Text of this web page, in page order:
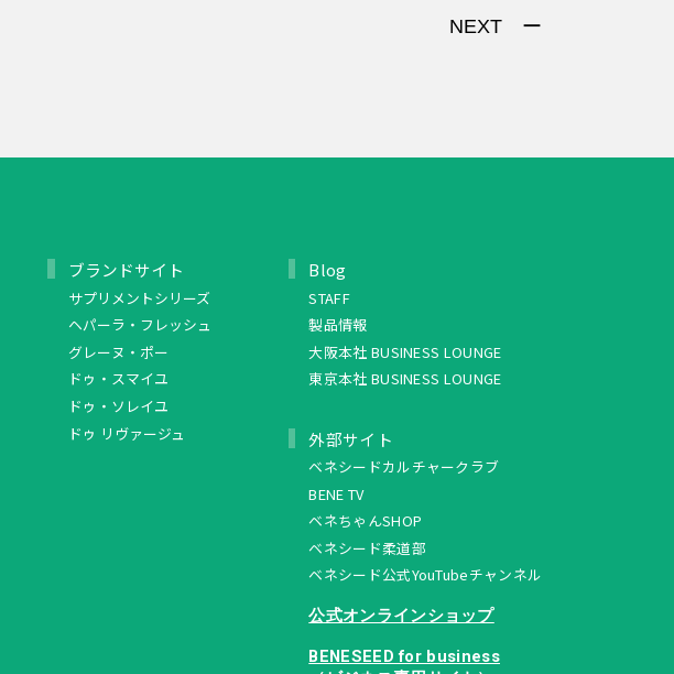
NEXT ー
ブランドサイト
サプリメントシリーズ
ヘパーラ・フレッシュ
グレーヌ・ポー
ドゥ・スマイユ
ドゥ・ソレイユ
ドゥ リヴァージュ
Blog
STAFF
製品情報
大阪本社 BUSINESS LOUNGE
東京本社 BUSINESS LOUNGE
外部サイト
ベネシードカルチャークラブ
BENE TV
ベネちゃんSHOP
ベネシード柔道部
ベネシード公式YouTubeチャンネル
公式オンラインショップ
BENESEED for business